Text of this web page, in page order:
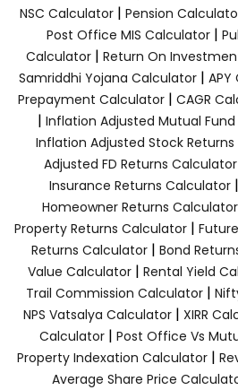
NSC Calculator| Pension
Post Office MIS Calculator|
Calculator| Return On
Samriddhi Yojana Calculator|
Prepayment Calculator | CAGR
| Inflation Adjusted Mutual
Inflation Adjusted Stock
Adjusted FD Returns Calculator
Insurance Returns Calculator |
Homeowner Returns Calculator
Property Returns Calculator |
Returns Calculator | Bond
Value Calculator | Rental Yield
Trail Commission Calculator|
NPS Vatsalya Calculator| XIRR
Calculator| Post Office Vs
Property Indexation Calculator |
Average Share Price